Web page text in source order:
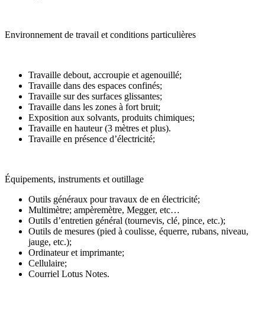
Environnement de travail et conditions particulières
Travaille debout, accroupie et agenouillé;
Travaille dans des espaces confinés;
Travaille sur des surfaces glissantes;
Travaille dans les zones à fort bruit;
Exposition aux solvants, produits chimiques;
Travaille en hauteur (3 mètres et plus).
Travaille en présence d’électricité;
Équipements, instruments et outillage
Outils généraux pour travaux de en électricité;
Multimètre; ampèremètre, Megger, etc…
Outils d’entretien général (tournevis, clé, pince, etc.);
Outils de mesures (pied à coulisse, équerre, rubans, niveau,
jauge, etc.);
Ordinateur et imprimante;
Cellulaire;
Courriel Lotus Notes.